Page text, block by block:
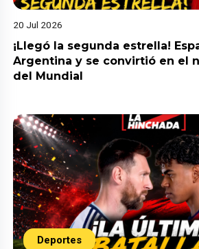
20 Jul 2026
¡Llegó la segunda estrella!
Argentina y se convirtió en el
del Mundial
Deportes